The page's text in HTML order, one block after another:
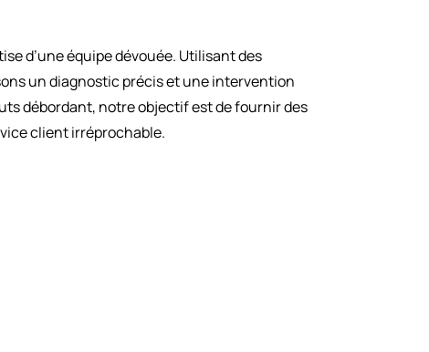
d’une équipe dévouée. Utilisant des
un diagnostic précis et une intervention
débordant, notre objectif est de fournir des
client irréprochable.